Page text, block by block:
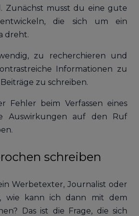
Zunächst musst du eine gute
entwickeln, die sich um ein
dreht.
zu recherchieren und
Informationen zu
zu schreiben.
Fehler beim Verfassen eines
Auswirkungen auf den Ruf
schreiben
Werbetexter, Journalist oder
wie kann ich dann mit dem
Das ist die Frage, die sich